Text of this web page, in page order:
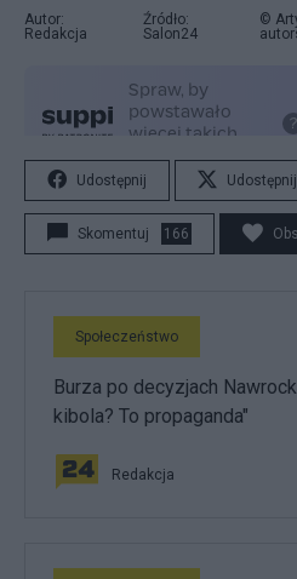
Autor:
Redakcja
Źródło:
Salon24
©
Udostępnij Udostępnij
Skomentuj 166
Społeczeństwo
Burza po decyzjach
kibola? To propaganda"
Redakcja